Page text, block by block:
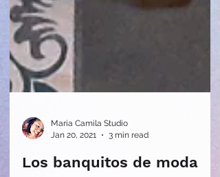
Maria Camila Studio